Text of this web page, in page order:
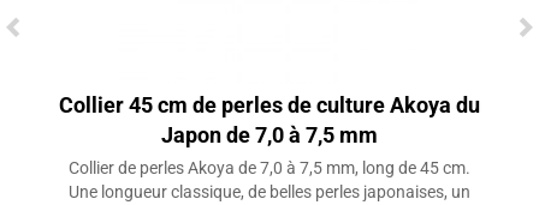
Collier 45 cm de perles de culture Akoya du
Japon de 7,0 à 7,5 mm
Collier de perles Akoya de 7,0 à 7,5 mm, long de 45 cm.
Une longueur classique, de belles perles japonaises, un